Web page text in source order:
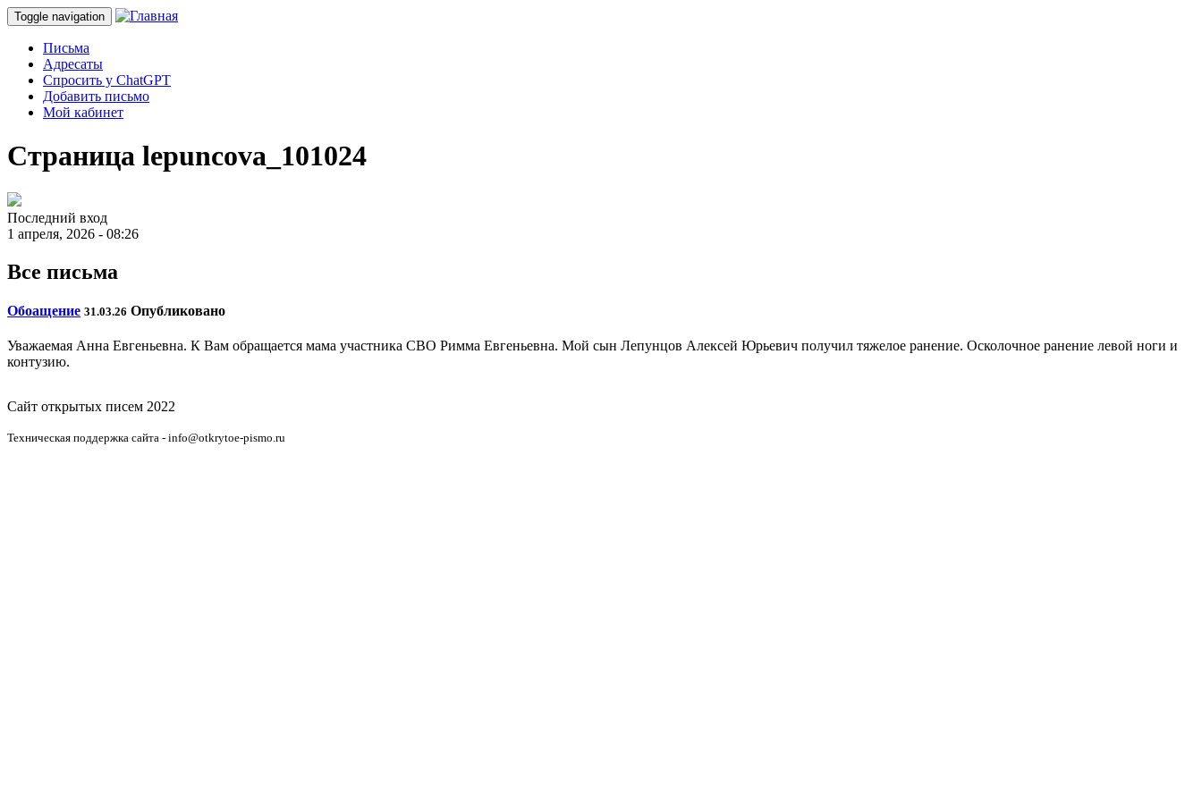
Toggle navigation
Письма
Адресаты
Спросить у ChatGPT
Добавить письмо
Мой кабинет
Страница lepuncova_101024
Последний вход
1 апреля, 2026 - 08:26
Все письма
Обоащение 31.03.26 Опубликовано
Уважаемая Анна Евгеньевна. К Вам обращается мама участника СВО Римма Евгеньевна. Мой сын Лепунцов Алексей Юрьевич получил тяжелое ранение. Осколочное ранение левой ноги и
контузию.
Сайт открытых писем 2022
Техническая поддержка сайта - info@otkrytoe-pismo.ru